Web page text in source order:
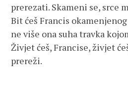
prerezati. Skameni se, srce
Bit ćeš Francis
ne više ona suha travka
Živjet ćeš, Francise, živjet
prereži.